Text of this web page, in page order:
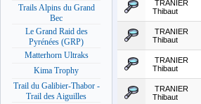
Trails Alpins du Grand
Bec
Le Grand Raid des
Pyrénées (GRP)
Matterhorn Ultraks
Kima Trophy
Trail du Galibier-Thabor -
Trail des Aiguilles
TRANIER
Thibaut
TRANIER
Thibaut
TRANIER
Thibaut
TRANIER
Thibaut